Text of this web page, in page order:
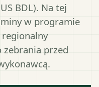
BDL). Na tej
w programie
regionalny
zebrania przed